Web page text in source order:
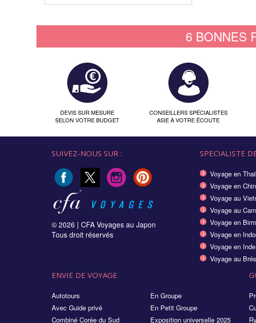
6 BONNES
DEVIS SUR MESURE
SELON VOTRE BUDGET
CONSEILLERS SPÉCIALISTES
ASIE À VOTRE ÉCOUTE
SUIVEZ-NOUS SUR :
© 2026 | CFA Voyages au Japon
Tous droit réservés
SPECIALISTE
Voyage en
Voyage en
Voyage au
Voyage au
Voyage en
Voyage en
Voyage en Inde
Voyage au
ENVIE DE VOYAGE
Autotours
Avec Guide privé
Combiné Corée du Sud
En Groupe
En Petit Groupe
Exposition universelle 2025